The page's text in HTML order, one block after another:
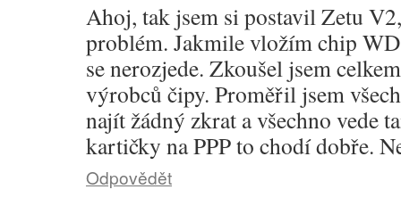
Ahoj, tak jsem si postavil Zetu
problém. Jakmile vložím chip
se nerozjede. Zkoušel jsem
výrobců čipy. Proměřil jsem
najít žádný zkrat a všechno vede
kartičky na PPP to chodí dobře.
Odpovědět